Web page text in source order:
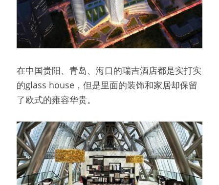
在中国贵阳、青岛、海口的瑞吉酒店都是实打实
的glass house，但是里面的装饰和家居却保留
了欧式的雍容华贵。